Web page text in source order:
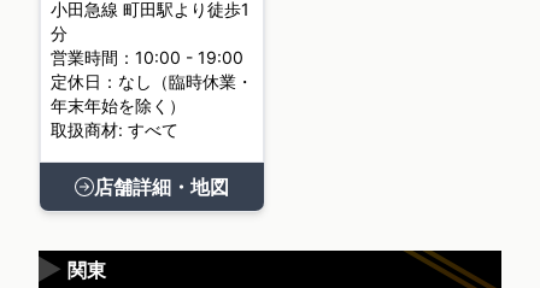
小田急線 町田駅より徒歩1
分
営業時間：10:00 - 19:00
定休日：なし（臨時休業・
年末年始を除く）
取扱商材: すべて
店舗詳細・地図
関東
▶